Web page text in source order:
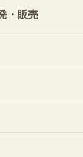
・販売